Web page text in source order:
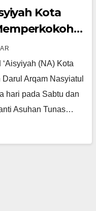
Kota
(NA) Kota
Arqam Nasyiatul
hari pada Sabtu dan
Asuhan Tunas…